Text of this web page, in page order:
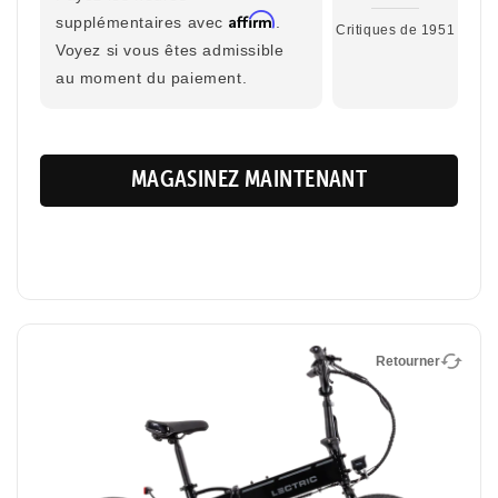
Portée maximale
supplémentaires avec Affirm
Voyez si vous êtes admissible
au moment du paiement.
Critiques de 1951
MAGASINEZ MAINTENANT
Retourner